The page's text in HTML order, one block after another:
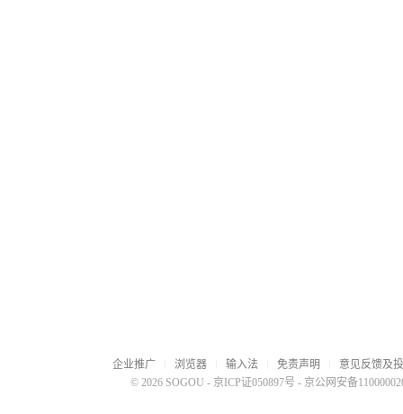
企业推广 浏览器 输入法 免责声明
意见反馈及
© 2026 SOGOU - 京ICP证050897号 - 京公网安备